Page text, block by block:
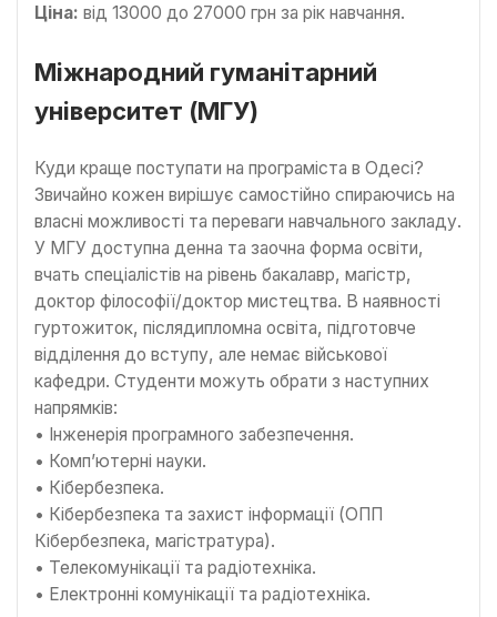
Ціна: від 13000 до 27000 грн за рік навчання.
Міжнародний гуманітарний
університет (МГУ)
Куди краще поступати на програміста в Одесі?
Звичайно кожен вирішує самостійно спираючись на
власні можливості та переваги навчального закладу.
У МГУ доступна денна та заочна форма освіти,
вчать спеціалістів на рівень бакалавр, магістр,
доктор філософії/доктор мистецтва. В наявності
гуртожиток, післядипломна освіта, підготовче
відділення до вступу, але немає військової
кафедри. Студенти можуть обрати з наступних
напрямків:
• Інженерія програмного забезпечення.
• Комп’ютерні науки.
• Кібербезпека.
• Кібербезпека та захист інформації (ОПП
Кібербезпека, магістратура).
• Телекомунікації та радіотехніка.
• Електронні комунікації та радіотехніка.